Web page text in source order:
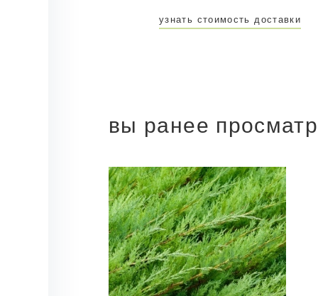
узнать стоимость доставки
вы ранее